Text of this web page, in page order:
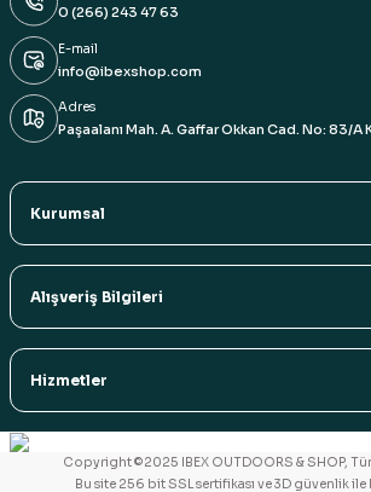
0 (266) 243 47 63
E-mail
info@ibexshop.com
Adres
Paşaalanı Mah. A. Gaffar Okkan Cad. No: 83/A
Kurumsal
Alışveriş Bilgileri
Hizmetler
Copyright ©2025 IBEX OUTDOORS & SHOP,
Bu site 256 bit SSL sertifikası ve 3D güvenlik